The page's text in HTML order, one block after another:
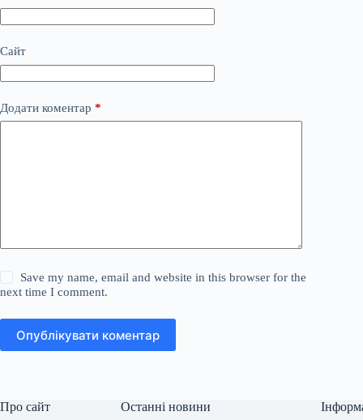
Сайт
Додати коментар *
Save my name, email and website in this browser for the
next time I comment.
Опублікувати коментар
Про сайт Останні новини